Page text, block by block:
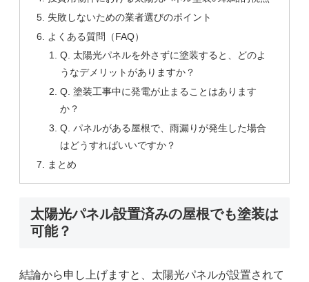
失敗しないための業者選びのポイント
よくある質問（FAQ）
Q. 太陽光パネルを外さずに塗装すると、どのよ
うなデメリットがありますか？
Q. 塗装工事中に発電が止まることはあります
か？
Q. パネルがある屋根で、雨漏りが発生した場合
はどうすればいいですか？
まとめ
太陽光パネル設置済みの屋根でも塗装は
可能？
結論から申し上げますと、太陽光パネルが設置されて